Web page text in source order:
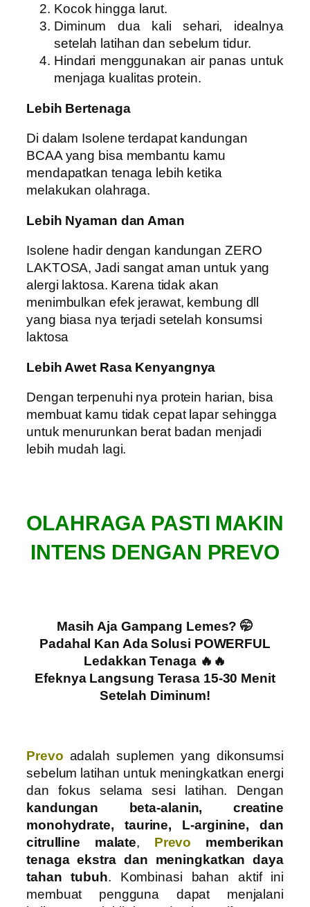
Kocok hingga larut.
Diminum dua kali sehari, idealnya
setelah latihan dan sebelum tidur.
Hindari menggunakan air panas untuk
menjaga kualitas protein.
Lebih Bertenaga
Di dalam Isolene terdapat kandungan
BCAA yang bisa membantu kamu
mendapatkan tenaga lebih ketika
melakukan olahraga.
Lebih Nyaman dan Aman
Isolene hadir dengan kandungan ZERO
LAKTOSA, Jadi sangat aman untuk yang
alergi laktosa. Karena tidak akan
menimbulkan efek jerawat, kembung dll
yang biasa nya terjadi setelah konsumsi
laktosa
Lebih Awet Rasa Kenyangnya
Dengan terpenuhi nya protein harian, bisa
membuat kamu tidak cepat lapar sehingga
untuk menurunkan berat badan menjadi
lebih mudah lagi.
OLAHRAGA PASTI MAKIN
INTENS DENGAN PREVO
Masih Aja Gampang Lemes? 🤭​
Padahal Kan Ada Solusi POWERFUL
Ledakkan Tenaga 🔥🔥​
Efeknya Langsung Terasa 15-30 Menit
Setelah Diminum!​
Prevo adalah suplemen yang dikonsumsi
sebelum latihan untuk meningkatkan energi
dan fokus selama sesi latihan. Dengan
kandungan beta-alanin, creatine
monohydrate, taurine, L-arginine, dan
citrulline malate, Prevo
memberikan
tenaga ekstra dan meningkatkan daya
tahan tubuh. Kombinasi bahan aktif ini
membuat pengguna dapat menjalani